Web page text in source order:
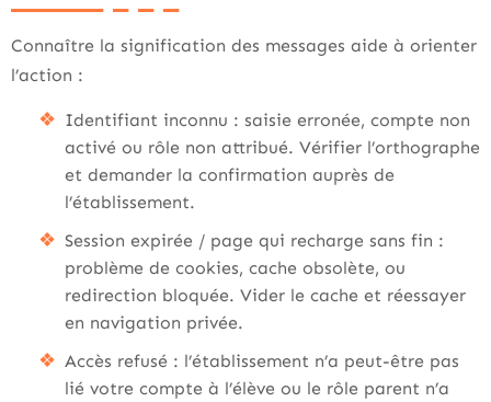
Connaître la signification des messages aide à orienter
l’action :
Identifiant inconnu : saisie erronée, compte non
activé ou rôle non attribué. Vérifier l’orthographe
et demander la confirmation auprès de
l’établissement.
Session expirée / page qui recharge sans fin :
problème de cookies, cache obsolète, ou
redirection bloquée. Vider le cache et réessayer
en navigation privée.
Accès refusé : l’établissement n’a peut-être pas
lié votre compte à l’élève ou le rôle parent n’a